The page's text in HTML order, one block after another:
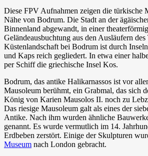
Diese FPV Aufnahmen zeigen die türkische
Nähe von Bodrum. Die Stadt an der
Binnenland abgewandt, in einer
Geländeausbuchtung aus den Ausläufern
Küstenlandschaft bei Bodrum ist durch
und Kaps reich gegliedert. In etwa einer
per Schiff die griechische Insel Kos.
Bodrum, das antike Halikarnassos ist vor
Mausoleum berühmt, ein Grabmal, das sich
König von Karien Mausolos II. noch zu
Das riesige Mausoleum galt als eines der
Antike. Nach ihm wurden ähnliche
genannt. Es wurde vermutlich im 14.
Erdbeben zerstört. Einige der Skulpturen
Museum nach London gebracht.